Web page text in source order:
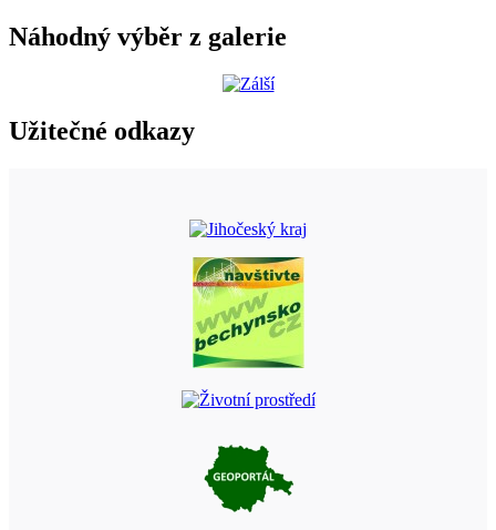
Náhodný výběr z galerie
Užitečné odkazy